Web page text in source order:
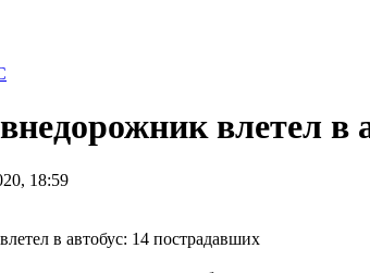
влетел в
18:59